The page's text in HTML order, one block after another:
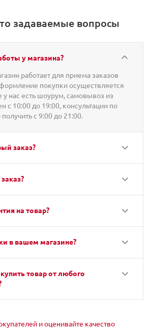
задаваемые вопросы
у магазина?
работает для приема заказов
покупки осуществляется
у нас есть шоурум, самовывоз из
с 10:00 до 19:00, консультации по
с 9:00 до 21:00.
заказ?
на товар?
в вашем магазине?
товар от любого